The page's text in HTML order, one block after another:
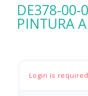
DE378-00-
PINTURA
Login is